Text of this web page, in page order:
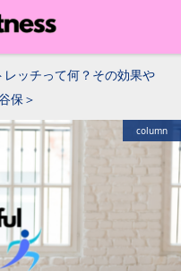
レッチって何？その効果や
保＞
column